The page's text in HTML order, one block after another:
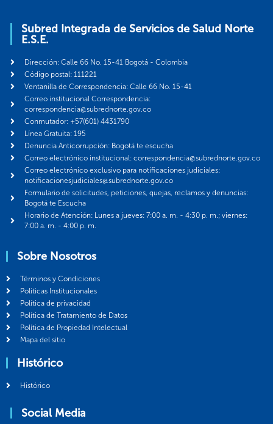
Subred Integrada de Servicios de Salud Norte
E.S.E.
Dirección: Calle 66 No. 15-41 Bogotá - Colombia
Código postal: 111221
Ventanilla de Correspondencia: Calle 66 No. 15-41
Correo institucional Correspondencia:
correspondencia@subrednorte.gov.co
Conmutador: +57(601) 4431790
Línea Gratuita: 195
Denuncia Anticorrupción: Bogotá te escucha
Correo electrónico institucional: correspondencia@subrednorte.gov.co
Correo electrónico exclusivo para notificaciones judiciales:
notificacionesjudiciales@subrednorte.gov.co
Formulario de solicitudes, peticiones, quejas, reclamos y denuncias:
Bogotá te Escucha
Horario de Atención: Lunes a jueves: 7:00 a. m. - 4:30 p. m.; viernes:
7:00 a. m. - 4:00 p. m.
Sobre Nosotros
Términos y Condiciones
Politicas Institucionales
Política de privacidad
Política de Tratamiento de Datos
Política de Propiedad Intelectual
Mapa del sitio
Histórico
Histórico
Social Media